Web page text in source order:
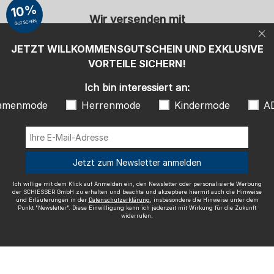
"Newsletter". Diese Einwilligung kann ich jederzeit mit Wirkung für die
Zukunft widerrufen.
Wir versenden mit
Ausgezeichnete Qualität
Impressum AGB Widerrufsrecht
Datenschutz
JETZT WILLKOMMENSGUTSCHEIN UND EXKLUSIVE
VORTEILE SICHERN!
10%
GUTSCHEIN
Ich bin interessiert an:
Herrenmode Kindermode
Jetzt zum Newsletter anmelden
Ich willige mit dem Klick auf Anmelden ein, den Newsletter oder personalisierte Werbung
der SCHIESSER GmbH zu erhalten und beachte und akzeptiere hiermit auch die Hinweise
und Erläuterungen in der Datenschutzerklärung , insbesondere die Hinweise unter dem
Punkt "Newsletter". Diese Einwilligung kann ich jederzeit mit Wirkung für die Zukunft
widerrufen.